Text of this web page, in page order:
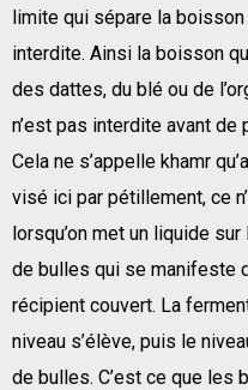
limite qui sépare la
interdite. Ainsi la boisson
des dattes, du blé ou de
n’est pas interdite avant
Cela ne s’appelle khamr
visé ici par pétillement, ce
lorsqu’on met un liquide
de bulles qui se manifeste
récipient couvert. La
niveau s’élève, puis le
de bulles. C’est ce que les